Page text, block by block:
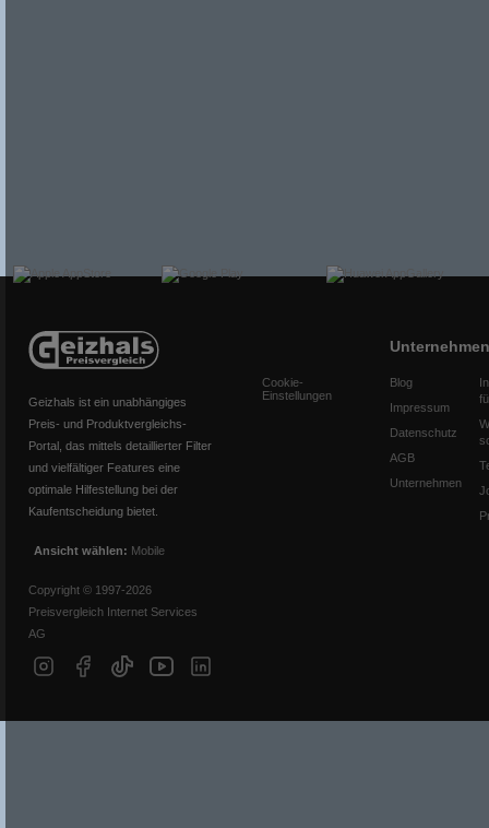
Geizhals ist ein unabhängiges
Preis- und Produktvergleichs-
Portal, das mittels detaillierter Filter
und vielfältiger Features eine
optimale Hilfestellung bei der
Kaufentscheidung bietet.
Ansicht wählen: Mobile
Copyright © 1997-2026
Preisvergleich Internet Services
AG
Cookie-
Einstellungen
Unternehmen
Blog
Impressum
Datenschutz
AGB
Unternehmen